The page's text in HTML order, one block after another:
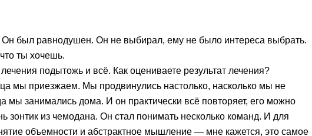
был равнодушен. Он не выбирал, ему не было интереса выбрать.
ты хочешь.
подытожь и всё. Как оцениваете результат лечения?
мы приезжаем. Мы продвинулись настолько, насколько мы не
мы занимались дома. И он практически всё повторяет, его можно
зонтик из чемодана. Он стал понимать несколько команд. И для
объемности и абстрактное мышление — мне кажется, это самое